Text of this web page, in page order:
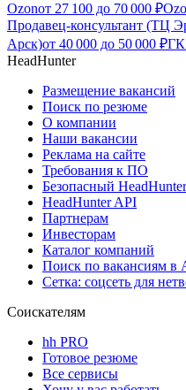
Ozonот 27 100 до 70 000 ₽
Продавец-консультант (ТЦ
Арск)от 40 000 до 50 000 ₽ГК
HeadHunter
Размещение вакансий
Поиск по резюме
О компании
Наши вакансии
Реклама на сайте
Требования к ПО
Безопасный HeadHunter
HeadHunter API
Партнерам
Инвесторам
Каталог компаний
Поиск по вакансиям в
Сетка: соцсеть для
Соискателям
hh PRO
Готовое резюме
Все сервисы